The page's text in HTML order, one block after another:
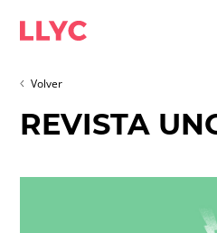
Volver
REVISTA